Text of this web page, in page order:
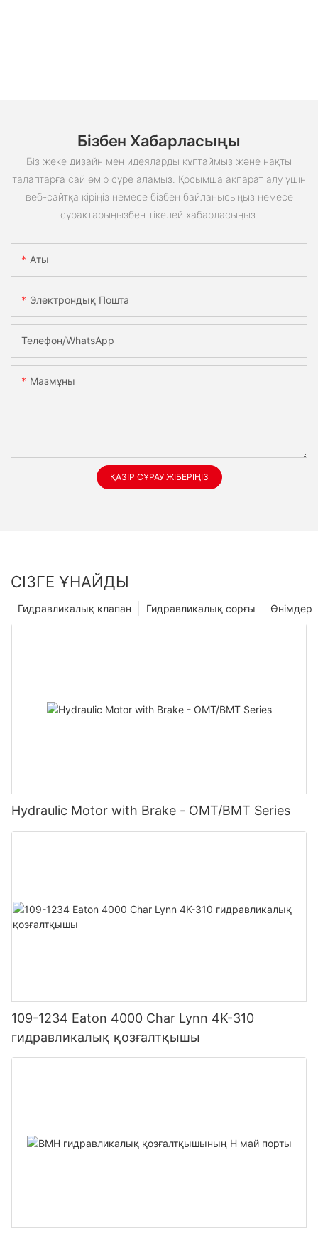
Бізбен Хабарласыңы
Біз жеке дизайн мен идеяларды құптаймыз және нақты
талаптарға сай өмір сүре аламыз. Қосымша ақпарат алу үшін
веб-сайтқа кіріңіз немесе бізбен байланысыңыз немесе
сұрақтарыңызбен тікелей хабарласыңыз.
Аты
Электрондық Пошта
Телефон/whatsApp
Мазмұны
ҚАЗІР СҰРАУ ЖІБЕРІҢІЗ
СІЗГЕ ҰНАЙДЫ
Өнімдер
Гидравликалық сорғы
Гидравликалық клапан
Hydraulic Motor with Brake - OMT/BMT Series
109-1234 Eaton 4000 Char Lynn 4K-310
гидравликалық қозғалтқышы